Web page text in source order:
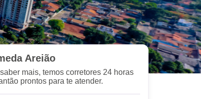
Areião
mais, temos corretores 24 horas
prontos para te atender.